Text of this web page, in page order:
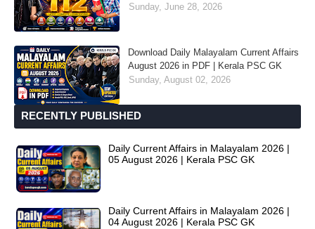
Sunday, June 28, 2026
Download Daily Malayalam Current Affairs
August 2026 in PDF | Kerala PSC GK
Sunday, August 02, 2026
RECENTLY PUBLISHED
Daily Current Affairs in Malayalam 2026 |
05 August 2026 | Kerala PSC GK
Daily Current Affairs in Malayalam 2026 |
04 August 2026 | Kerala PSC GK